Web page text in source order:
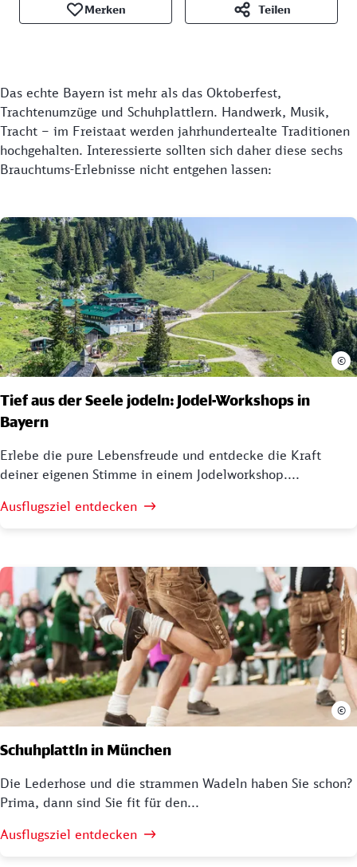
Merken Teilen
Das echte Bayern ist mehr als das Oktoberfest,
Trachtenumzüge und Schuhplattlern. Handwerk, Musik,
Tracht – im Freistaat werden jahrhundertealte Traditionen
hochgehalten. Interessierte sollten sich daher diese sechs
Brauchtums-Erlebnisse nicht entgehen lassen:
Tief aus der Seele jodeln: Jodel-Workshops in
Bayern
Erlebe die pure Lebensfreude und entdecke die Kraft
deiner eigenen Stimme in einem Jodelworkshop....
Ausflugsziel entdecken
©
Schuhplattln in München
Die Lederhose und die strammen Wadeln haben Sie schon?
Prima, dann sind Sie fit für den...
Ausflugsziel entdecken
©